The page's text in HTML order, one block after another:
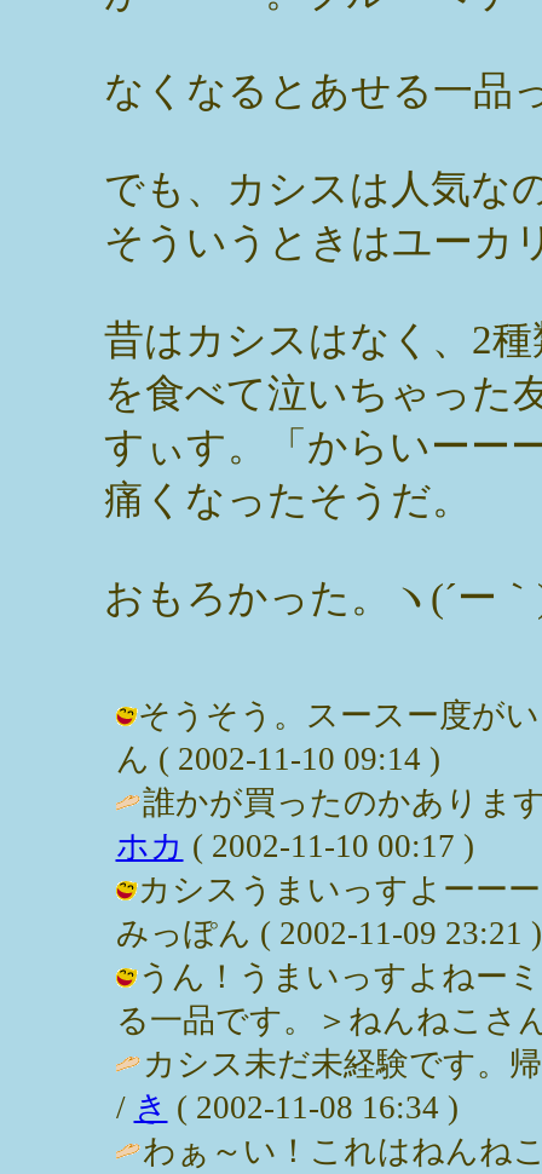
なくなるとあせる一品
でも、カシスは人気な
そういうときはユーカ
昔はカシスはなく、2
を食べて泣いちゃった
すぃす。「からいーー
痛くなったそうだ。
おもろかった。ヽ(´ー
そうそう。スースー度が
ん ( 2002-11-10 09:14 )
誰かが買ったのかありま
ホカ ( 2002-11-10 00:17 )
カシスうまいっすよーー
みっぽん ( 2002-11-09 23:21 )
うん！うまいっすよねー
る一品です。＞ねんねこさ
カシス未だ未経験です。
/ き ( 2002-11-08 16:34 )
わぁ～い！これはねんね